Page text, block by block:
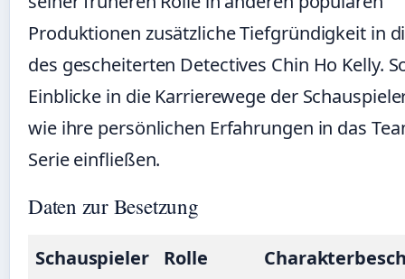
Produktionen zusätzliche Tiefgründigkeit in
des gescheiterten Detectives Chin Ho Kelly.
Einblicke in die Karrierewege der
wie ihre persönlichen Erfahrungen in das
Serie einfließen.
Daten zur Besetzung
Schauspieler Rolle